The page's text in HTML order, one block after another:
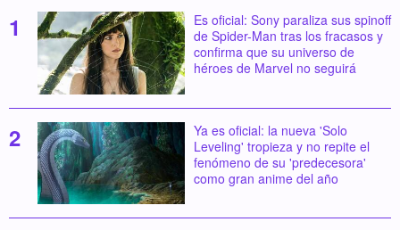
Es oficial: Sony paraliza sus spinoff
de Spider-Man tras los fracasos y
confirma que su universo de
héroes de Marvel no seguirá
Ya es oficial: la nueva 'Solo
Leveling' tropieza y no repite el
fenómeno de su 'predecesora'
como gran anime del año